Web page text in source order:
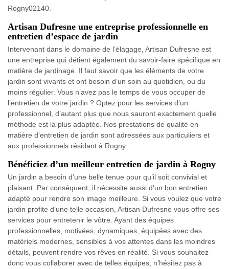
Rogny02140.
Artisan Dufresne une entreprise professionnelle en
entretien d’espace de jardin
Intervenant dans le domaine de l’élagage, Artisan Dufresne est
une entreprise qui détient également du savoir-faire spécifique en
matière de jardinage. Il faut savoir que les éléments de votre
jardin sont vivants et ont besoin d’un soin au quotidien, ou du
moins régulier. Vous n’avez pas le temps de vous occuper de
l’entretien de votre jardin ? Optez pour les services d’un
professionnel, d’autant plus que nous sauront exactement quelle
méthode est la plus adaptée. Nos prestations de qualité en
matière d’entretien de jardin sont adressées aux particuliers et
aux professionnels résidant à Rogny.
Bénéficiez d’un meilleur entretien de jardin à Rogny
Un jardin a besoin d’une belle tenue pour qu’il soit convivial et
plaisant. Par conséquent, il nécessite aussi d’un bon entretien
adapté pour rendre son image meilleure. Si vous voulez que votre
jardin profite d’une telle occasion, Artisan Dufresne vous offre ses
services pour entretenir le vôtre. Ayant des équipes
professionnelles, motivées, dynamiques, équipées avec des
matériels modernes, sensibles à vos attentes dans les moindres
détails, peuvent rendre vos rêves en réalité. Si vous souhaitez
donc vous collaborer avec de telles équipes, n’hésitez pas à